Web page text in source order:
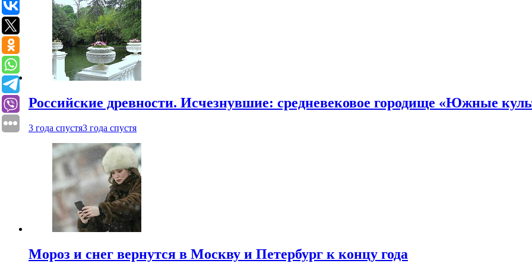
Российские древности. Исчезнувшие: средневековое городище «Южные
3 года спустя3 года спустя
Мороз и снег вернутся в Москву и Петербург к концу года